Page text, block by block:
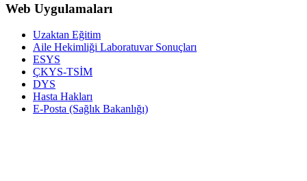
Web Uygulamaları
Uzaktan Eğitim
Aile Hekimliği Laboratuvar Sonuçları
ESYS
ÇKYS-TSİM
DYS
Hasta Hakları
E-Posta (Sağlık Bakanlığı)